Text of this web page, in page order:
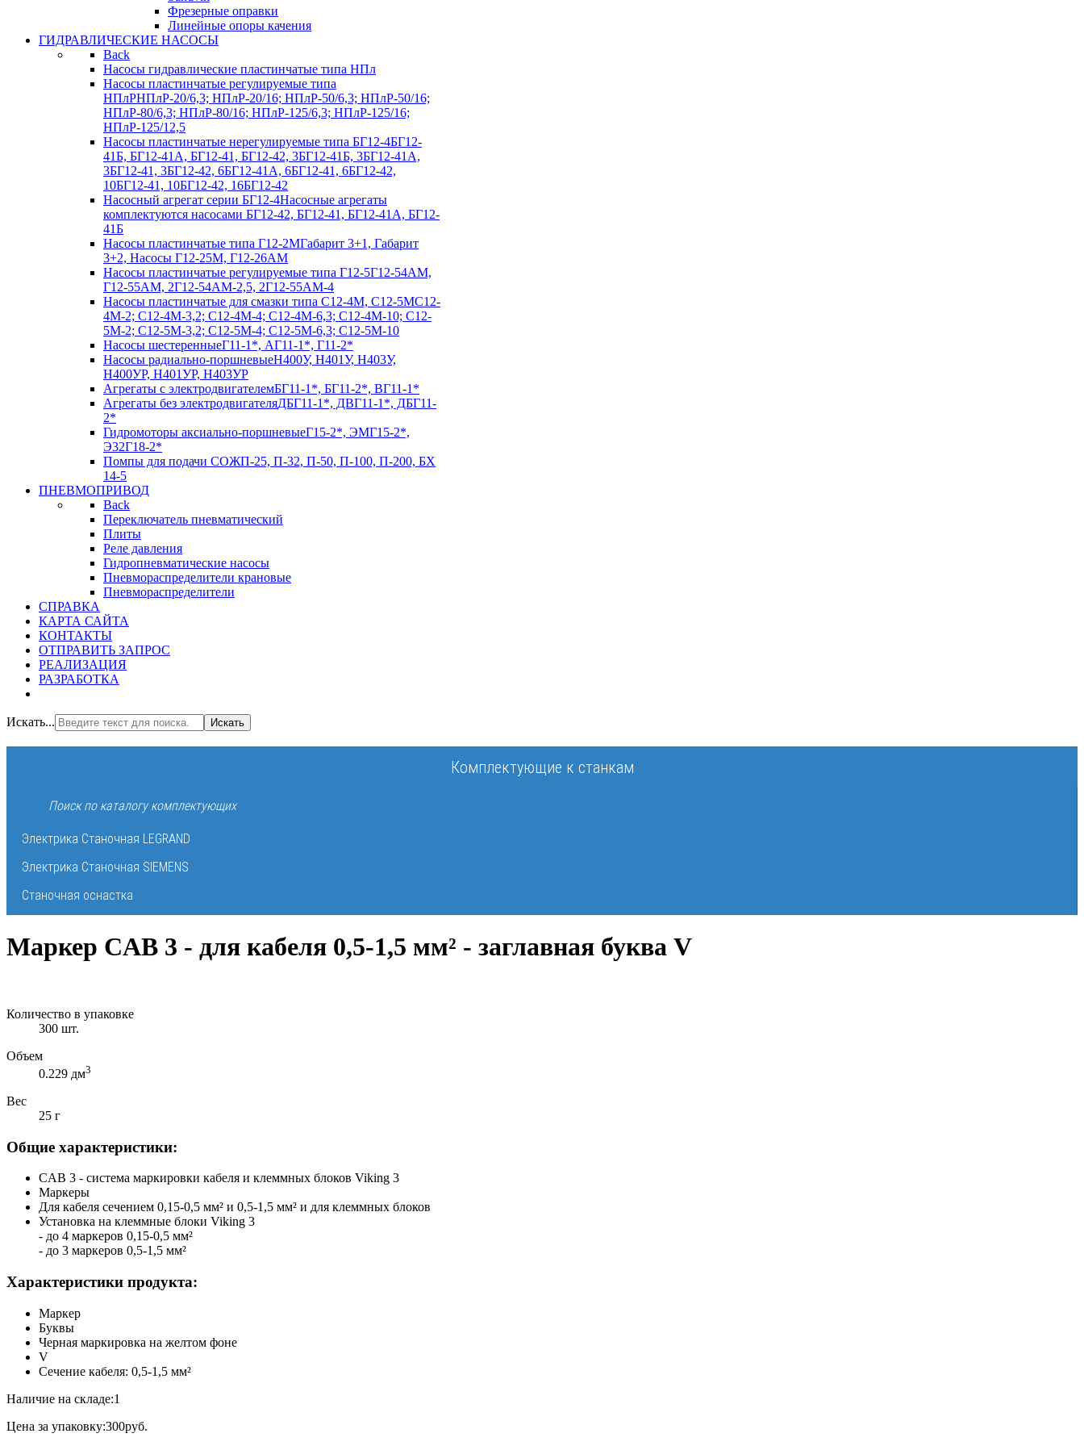
Фрезерные оправки
Линейные опоры качения
ГИДРАВЛИЧЕСКИЕ НАСОСЫ
Back
Насосы гидравлические пластинчатые типа НПл
Насосы пластинчатые регулируемые типа
НПлРНПлР-20/6,3; НПлР-20/16; НПлР-50/6,3; НПлР-50/16;
НПлР-80/6,3; НПлР-80/16; НПлР-125/6,3; НПлР-125/16;
НПлР-125/12,5
Насосы пластинчатые нерегулируемые типа БГ12-4БГ12-
41Б, БГ12-41А, БГ12-41, БГ12-42, 3БГ12-41Б, 3БГ12-41А,
3БГ12-41, 3БГ12-42, 6БГ12-41А, 6БГ12-41, 6БГ12-42,
10БГ12-41, 10БГ12-42, 16БГ12-42
Насосный агрегат серии БГ12-4Насосные агрегаты
комплектуются насосами БГ12-42, БГ12-41, БГ12-41А, БГ12-
41Б
Насосы пластинчатые типа Г12-2МГабарит 3+1, Габарит
3+2, Насосы Г12-25М, Г12-26АМ
Насосы пластинчатые регулируемые типа Г12-5Г12-54АМ,
Г12-55АМ, 2Г12-54АМ-2,5, 2Г12-55АМ-4
Насосы пластинчатые для смазки типа C12-4М, С12-5МС12-
4М-2; С12-4М-3,2; С12-4М-4; С12-4М-6,3; С12-4М-10; С12-
5М-2; С12-5М-3,2; С12-5М-4; С12-5М-6,3; С12-5М-10
Насосы шестеренныеГ11-1*, АГ11-1*, Г11-2*
Насосы радиально-поршневыеН400У, Н401У, Н403У,
Н400УР, Н401УР, Н403УР
Агрегаты с электродвигателемБГ11-1*, БГ11-2*, ВГ11-1*
Агрегаты без электродвигателяДБГ11-1*, ДВГ11-1*, ДБГ11-
2*
Гидромоторы аксиально-поршневыеГ15-2*, ЭМГ15-2*,
Э32Г18-2*
Помпы для подачи СОЖП-25, П-32, П-50, П-100, П-200, БХ
14-5
ПНЕВМОПРИВОД
Back
Переключатель пневматический
Плиты
Реле давления
Гидропневматические насосы
Пневмораспределители крановые
Пневмораспределители
СПРАВКА
КАРТА САЙТА
КОНТАКТЫ
ОТПРАВИТЬ ЗАПРОС
РЕАЛИЗАЦИЯ
РАЗРАБОТКА
Искать... Искать
Комплектующие к станкам
Электрика Станочная LEGRAND
Электрика Станочная SIEMENS
Станочная оснастка
Маркер CAB 3 - для кабеля 0,5-1,5 мм² - заглавная буква V
Количество в упаковке
300 шт.
Объем
0.229 дм3
Вес
25 г
Общие характеристики:
CAB 3 - система маркировки кабеля и клеммных блоков Viking 3
Маркеры
Для кабеля сечением 0,15-0,5 мм² и 0,5-1,5 мм² и для клеммных блоков
Установка на клеммные блоки Viking 3
- до 4 маркеров 0,15-0,5 мм²
- до 3 маркеров 0,5-1,5 мм²
Характеристики продукта:
Маркер
Буквы
Черная маркировка на желтом фоне
V
Сечение кабеля: 0,5-1,5 мм²
Наличие на складе:1
Цена за упаковку:300руб.